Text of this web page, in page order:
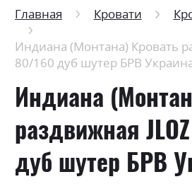
Главная Кровати
Индиана (Монтана) Кровать
80/160 дуб шутер БРВ
Индиана
раздвижная
дуб шутер БРВ